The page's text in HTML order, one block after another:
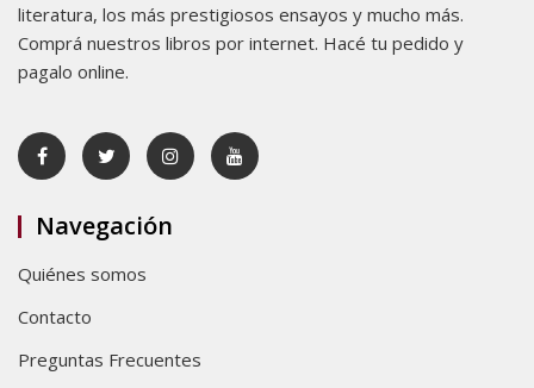
literatura, los más prestigiosos ensayos y mucho más.
Comprá nuestros libros por internet. Hacé tu pedido y
pagalo online.
Navegación
Quiénes somos
Contacto
Preguntas Frecuentes